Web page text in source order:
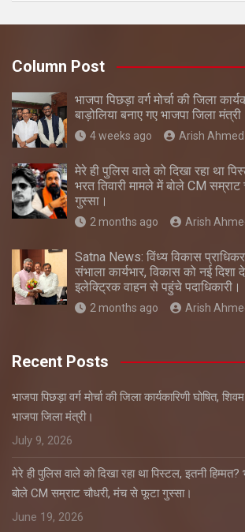
Column Post
भाजपा पिछड़ा वर्ग मोर्चा की जिला
बाड़ोलिया बनाए गए भाजपा जिला
4 weeks ago Arish Ahmed
मेरे ही पुलिस वाले को दिखा रहा था
भरत तिवारी मामले में बोले CM
गुस्सा।
2 months ago Arish
Satna News: विंध्य विकास
संभाला कार्यभार, विकास को नई
इलेक्ट्रिक वाहन से पहुंचे पदाधिकारी।
2 months ago Arish
Recent Posts
भाजपा पिछड़ा वर्ग मोर्चा की जिला कार्यकारिणी घोषित,
भाजपा जिला मंत्री।
July 9, 2026
मेरे ही पुलिस वाले को दिखा रहा था पिस्टल, इतनी हिम्मत?
बोले CM सम्राट चौधरी, मंच से फूटा गुस्सा।
June 19, 2026